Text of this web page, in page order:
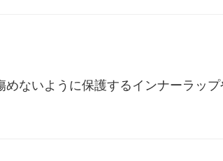
ないように保護するインナーラッ